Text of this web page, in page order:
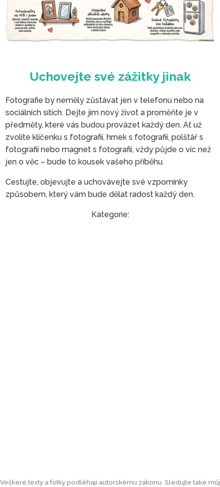
Ideální dárek pro
cestovatele
Fotografie by neměly zůstávat jen v telefonu nebo na
sociálních sítích. Dejte jim nový život a proměňte je v
předměty, které vás budou provázet každý den. Ať už
zvolíte klíčenku s fotografií, hrnek s fotografií, polštář s
fotografií nebo magnet s fotografií, vždy půjde o víc než
jen o věc – bude to kousek vašeho příběhu.
Cestujte, objevujte a uchovávejte své vzpomínky
způsobem, který vám bude dělat radost každý den.
Kategorie:
Veškeré texty a fotky podléhají autorskému zákonu. Sledujte také můj